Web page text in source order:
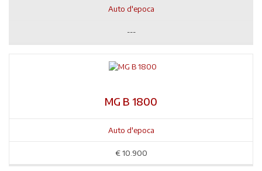
Auto d'epoca
---
MG B 1800
Auto d'epoca
€ 10.900